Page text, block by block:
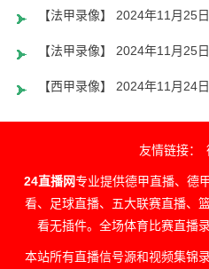
【法甲录像】 2024年11月25
【法甲录像】 2024年11月25
【西甲录像】 2024年11月24
友情链接：
24直播网专业提供德甲直播、德
看、足球直播、五大联赛直播、
看无插件。全场体育比赛直播
本站所有直播信号源和视频集锦